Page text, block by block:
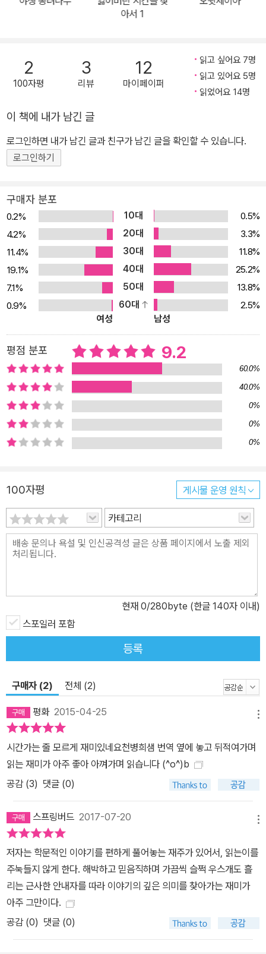
팅 일리아스’의 자매편 격이라 할 수 있는 이번 책을 통해서 인류 최초
이자, <고전은 서사시다> 등의 여러 저서와 대중적인 강의 등을 통해
희랍고전에 대한 탁월한 안내자로서 호평을 받고 있는 지은이는 이번
책에서도 오랜 기간의 연구로 다져진 전문성과 특유의 대중적 글쓰기
해소하고, 전문지식이 없으면 그냥 지나치기 쉬운 대목들을 조목조목
짚어가면서, 작품을 풍부하게 읽을 수 있도록 돕는다. 고전 전문가와
함께 읽는 세계 최고(最古)의 모험담!! 새로운 질서의 확립을 모색하
와 함께 서양 문학의 첫번째 자리를 차지하고 있는, 전범과도 같은 작
품이다. <오뒷세이아>에 등장하는 퀴클롭스와 세이렌, 저승여행 같
은 환상적인 모험의 소재들뿐만 아니라, ‘귀환과 복수’라는 작품의 주
요 주제 또한 시대와 장르를 가리지 않고 다양한 작품들 속에서 무수
히 변주되고 반복되어 왔다. 아이스퀼로스, 오비디우스, 베르길리우
스 등 고전기의 작가들부터, 단테의 <신곡>과 제임스 조이스의 <율
리시스>를 거쳐, 오늘날의 만화, 게임, 애니메이션, 장르소설에 이르
기까지 수많은 작품들이 ‘고전 중의 고전’인 <오뒷세이아>로부터 소
양 문화의 보고(寶庫)라 할 수 있을 것이다. 이 책 <오뒷세이아, 모험
과 귀향, 일상의 복원에 관한 서사시>(이하 ‘리라이팅 오뒷세이아’)는
<오뒷세이아>에 대한 탁월한 안내서이자 해석서이다. 이미 전작인 <
일리아스, 영웅들의 전장에서 싹튼 운명의 서사시>를 통해서 독자들
에게 <일리아스>의 원전을 읽는 재미를 선사한 바 있는 강대진은 ‘리
라이팅 일리아스’의 자매편 격이라 할 수 있는 이번 책을 통해서 인류
연구원이자, <고전은 서사시다> 등의 여러 저서와 대중적인 강의 등
을 통해 희랍고전에 대한 탁월한 안내자로서 호평을 받고 있는 지은
이는 이번 책에서도 오랜 기간의 연구로 다져진 전문성과 특유의 대
중적 글쓰기를 통해, 일반 독자들이 고전의 원전에 도전하면서 생긴
어려움들을 해소하고, 전문지식이 없으면 그냥 지나치기 쉬운 대목들
고 있다는 점에 주목한다. <일리아스>의 영웅들이 불멸의 명성을 위
해 죽음으로 달려갔다면, <오뒷세이아>의 영웅은 어떠한 고난 속에
서도 인내와 지혜로 악착같이 살아남아 귀환하는 존재이기 때문이다.
어떻게든 살아남아 전후(戰後)의 고향을 재건하고 새로운 질서를 확
을 뚫고 나온 ‘새로운 시대’를 살아가는 인물들에게 중요한 문제였다
는 것이다. 게다가 이때 귀환한 영웅은 단순한 과거의 복원을 의미하
는 것이 아니다. 수많은 모험을 겪으면서 여러 세계와 사람들을 만나
고 돌아온 영웅은 기존과는 다른 ‘새로운 질서’를 확립한다. ‘피의 복
수’의 악순환을 끊고, 우의에 기초한 평화가 확립되는 작품의 결말은
바로 이러한 ‘새로운 질서’의 모습을 상징한다. <오뒷세이아>, 어떻
게 읽을 것인가? 1작품으로 확립된 기원전 8세기 이래 2천 8백 년 동
작품 자체의 작품성과 재미를 즐기기 위해서 뿐만 아니라, 서양문화
전반을 이해하기 위해서도 필독해야 하는 ‘고전 중의 고전’이라 할 수
있다. 따라서 우리나라에서도 청소년용 버전부터 가장 대표적인 번역
본이라 할 수 있는 천병희 역에 이르기까지 다종다양한 <오뒷세이아
>가 소개되어 읽히고 있다. 하지만 <오뒷세이아>의 원전에 도전하기
는 여전히 쉬운 일이 아니다. 고전은 딱딱하고 재미없을 거라는 선입
견, 24권 약 1만 2천 행의 적지 않은 분량, 책을 펼치면 반복적으로
등장하는 예스러운 문체와 상황과 상관없는 긴 수식어구들 ……. 게다
아서 1
2
100자평
3
리뷰
12
마이페이퍼
읽고 싶어요 7명
읽고 있어요 5명
읽었어요 14명
이 책에 내가 남긴 글
로그인하면 내가 남긴 글과 친구가 남긴 글을 확인할 수 있습니다.
로그인하기
구매자 분포
0.2% 10대
0.5%
4.2%
20대
3.3%
11.4%
30대
11.8%
19.1%
40대
25.2%
7.1%
50대
13.8%
0.9%
60대
2.5%
여성
남성
평점 분포 9.2
60.0%
40.0%
0%
0%
0%
100자평 게시물 운영 원칙
카테고리
현재 0/280byte (한글 140자 이내)
스포일러 포함
등록
구매자 (2) 전체 (2)
평화2015-04-25
시간가는 줄 모르게 재미있네요천병희샘 번역 옆에 놓고 뒤적여가며
읽는 재미가 아주 좋아 아껴가며 읽습니다 (^o^)b
공감 (3) 댓글 (0)
스프링버드 2017-07-20
저자는 학문적인 이야기를 편하게 풀어놓는 재주가 있어서, 읽는이를
주눅들지 않게 한다. 해박하고 믿음직하며 가끔씩 슬쩍 우스개도 흘
리는 근사한 안내자를 따라 이야기의 깊은 의미를 찾아가는 재미가
아주 그만이다.
공감 (0) 댓글 (0)